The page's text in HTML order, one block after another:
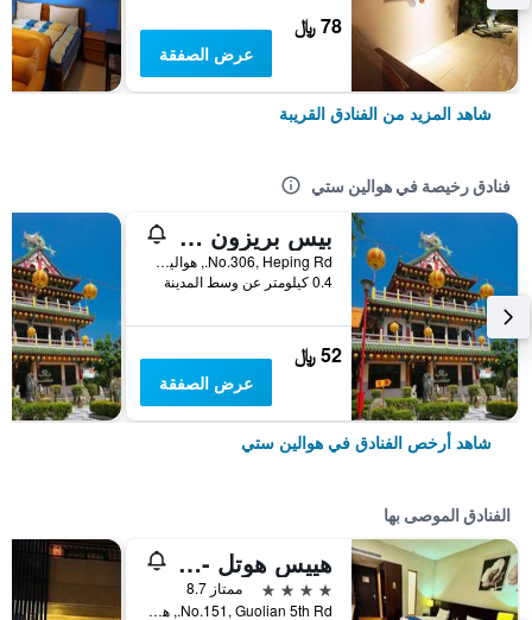
78 ﷼
عرض الصفقة
شاهد المزيد من الفنادق القريبة
فنادق رخيصة في هوالين ستي
بيس بريزون كافيه إن
No.306, Heping Rd., هوالين ستي, تايوان
0.4 كيلومتر عن وسط المدينة
52 ﷼
عرض الصفقة
شاهد أرخص الفنادق في هوالين ستي
الفنادق الموصى بها
هييس هوتل - هوالين
4 نجوم
ممتاز 8.7
No.151, Guolian 5th Rd., هوالين ستي, تايوان